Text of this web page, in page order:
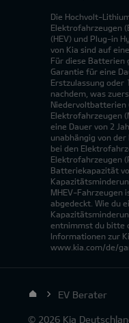
Die Hochvolt-
Elektrofahrzeugen
(HEV) und Plug-in
von Kia sind auf
Für diese Batterien
Garantie für eine
Erstzulassung oder
nachdem, was
Niedervoltbatterien
Elektrofahrzeugen
eine Dauer von 2
unabhängig von
bei den
Elektrofahrzeugen
Batteriekapazität
MHEV-Fahrzeugen
abgedeckt. Wie du
entnimmst du bitte
Informationen zur
www.kia.com/de/
EV Berater
© 2026 Kia